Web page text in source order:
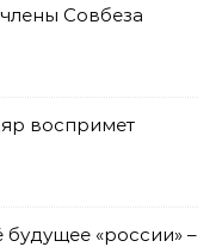
Совбеза
воспримет
будущее «россии» –